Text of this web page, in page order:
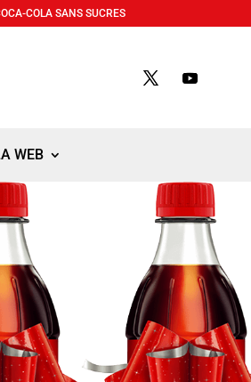
COLA SANS SUCRES
WEB